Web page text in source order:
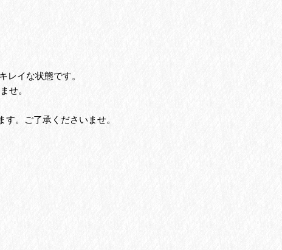
イな状態です。
せ。
。ご了承くださいませ。